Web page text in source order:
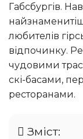
Габсбургів.
любителів
відпочинку.
чудовими
скі-басами,
ресторанами.
Зміст: